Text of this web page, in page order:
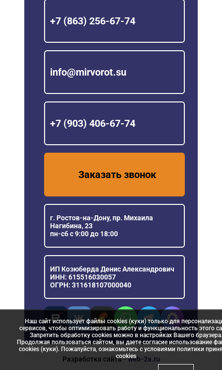
+7 (863) 256-67-74
info@mirvorot.su
+7 (903) 406-67-74
Заказать звонок
г. Ростов-на-Дону, пр. Михаила
Нагибина, 23
пн-сб с 9:00 до 18:00
ИП Козюберда Денис Александрович
ИНН: 615516030057
ОГРН: 311618107000040
Разработка сайта- web-2a.ru
Наш сайт использует файлы cookies (куки) только для
сервисов, чтобы оптимизировать работу и функциональность этого
Запретить обработку cookies можно в настройках Вашего браузера.
Продолжая пользоваться сайтом, вы даете согласие использование
cookies (куки). Пожалуйста, ознакомьтесь с условиями политики
сookies